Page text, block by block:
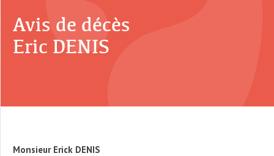
QUI SOMMES-NOUS ?
Avis de décès
Eric DENIS
Monsieur Erick DENIS